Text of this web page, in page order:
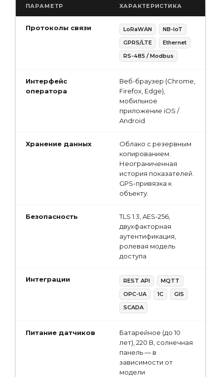
ПАРАМЕТР ХАРАКТЕРИСТИКА
Протоколы связи LoRaWAN
NB-IoT
GPRS/LTE
Ethernet
RS-485 / Modbus
Интерфейс
оператора
Веб-браузер (Chrome,
Firefox, Edge),
мобильное
приложение iOS /
Android
Хранение данных
Облако с резервным
копированием.
Неограниченная
история показателей.
GPS-привязка к
объекту.
Безопасность
TLS 1.3, AES-256,
двухфакторная
аутентификация,
ролевая модель
доступа
Интеграции REST API
MQTT
OPC-UA
1С
GIS
SCADA
Питание датчиков
Батарейное (до 10
лет), 220 В, солнечная
панель — в
зависимости от
модели